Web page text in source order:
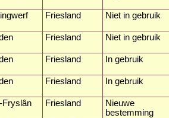
Friesland Niet in gebruik
Friesland Niet in gebruik
Friesland In gebruik
Friesland In gebruik
Fryslân Friesland
Nieuwe
bestemming